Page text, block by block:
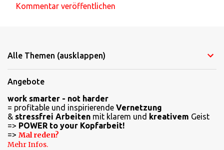
e
r
Kommentar veröffentlichen
Alle Themen (ausklappen)
Angebote
work smarter - not harder
= profitable und inspirierende Vernetzung
& stressfrei Arbeiten mit klarem und kreativem Geist
=> POWER to your Kopfarbeit!
=> Mal reden?
Mehr Infos.